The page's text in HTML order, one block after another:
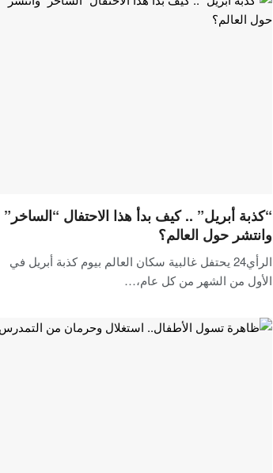
“كذبة أبريل” .. كيف بدأ هذا الاحتفال “الساخر”
وانتشر حول العالم؟
الرأي24 يحتفل غالبية سكان العالم بيوم كذبة أبريل في
الأول من الشهر من كل عام،…